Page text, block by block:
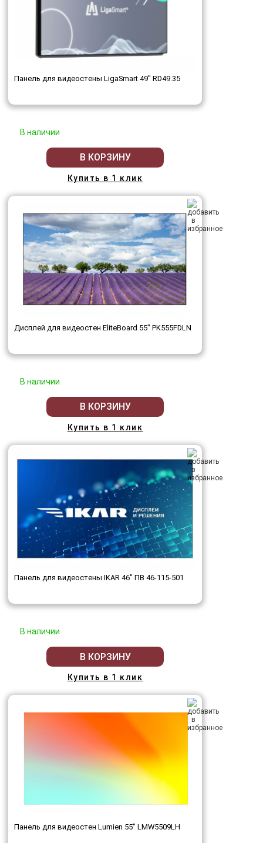
Панель для видеостены LigaSmart 49" RD49.35
В наличии
В КОРЗИНУ
Купить в 1 клик
Дисплей для видеостен EliteBoard 55" PK555FDLN
В наличии
В КОРЗИНУ
Купить в 1 клик
Панель для видеостены IKAR 46" ПВ 46-115-501
В наличии
В КОРЗИНУ
Купить в 1 клик
Панель для видеостен Lumien 55" LMW5509LH